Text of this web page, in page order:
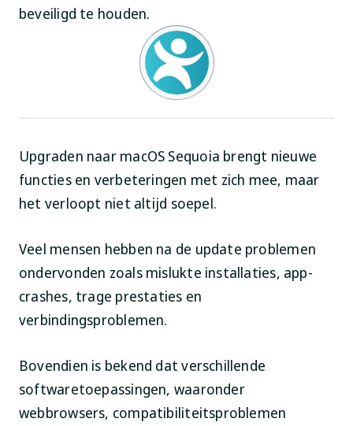
beveiligd te houden.
Upgraden naar macOS Sequoia brengt nieuwe
functies en verbeteringen met zich mee, maar
het verloopt niet altijd soepel.
Veel mensen hebben na de update problemen
ondervonden zoals mislukte installaties, app-
crashes, trage prestaties en
verbindingsproblemen.
Bovendien is bekend dat verschillende
softwaretoepassingen, waaronder
webbrowsers, compatibiliteitsproblemen